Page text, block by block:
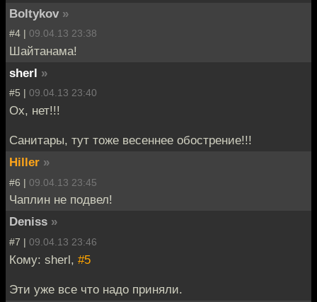
Boltykov »
#4 | 09.04.13 23:38
Шайтанама!
sherl »
#5 | 09.04.13 23:40
Ох, нет!!!
Санитары, тут тоже весеннее обострение!!!
Hiller »
#6 | 09.04.13 23:45
Чаплин не подвел!
Deniss »
#7 | 09.04.13 23:46
Кому: sherl, #5
Эти уже все что надо приняли.